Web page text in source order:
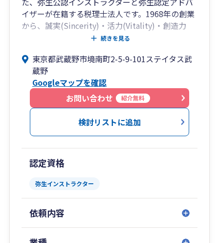
イザーが在籍する税理士法人です。1968年の創業
から、誠実(Sincerity)・活力(Vitality)・創造力
(Creativity)を経営ビジョンとし、お客様と共に歩
善・資産運用まで、お客様にとって最適なご提案
を心がけております。
続きを見る
東京都武蔵野市境南町2-5-9-101ステイタス武
蔵野
Googleマップを確認
お問い合わせ
紹介無料
検討リストに追加
認定資格
弥生インストラクター
依頼内容